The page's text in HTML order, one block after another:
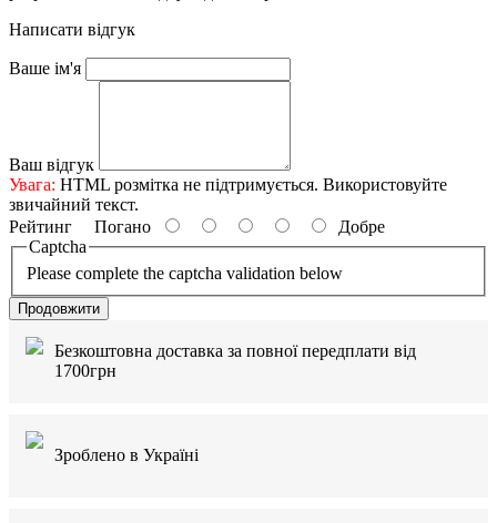
Написати відгук
Ваше ім'я
Ваш відгук
Увага: HTML розмітка не підтримується. Використовуйте
звичайний текст.
Рейтинг Погано
Добре
Captcha
Please complete the captcha validation below
Продовжити
Безкоштовна доставка за повної передплати від
1700грн
Зроблено в Україні